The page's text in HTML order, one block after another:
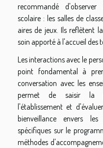
recommandé d'observer
scolaire : les salles de
aires de jeux. Ils reflètent
soin apporté à l'accueil des
Les interactions avec le
point fondamental à
conversation avec les
permet de saisir la
l'établissement et
bienveillance envers
spécifiques sur le
méthodes